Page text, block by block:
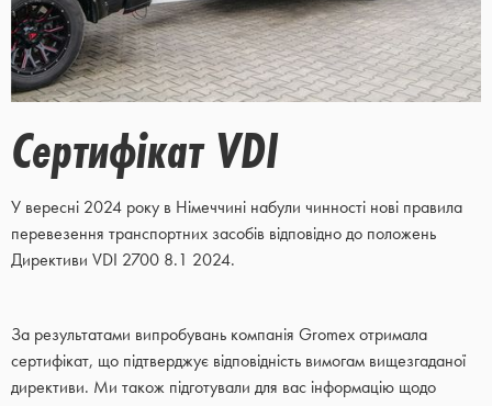
Сертифікат VDI
У вересні 2024 року в Німеччині набули чинності нові правила
перевезення транспортних засобів відповідно до положень
Директиви VDI 2700 8.1 2024.
За результатами випробувань компанія Gromex отримала
сертифікат, що підтверджує відповідність вимогам вищезгаданої
директиви. Ми також підготували для вас інформацію щодо